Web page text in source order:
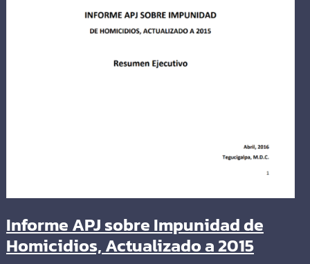
Informe APJ sobre Impunidad de
Homicidios, Actualizado a 2015